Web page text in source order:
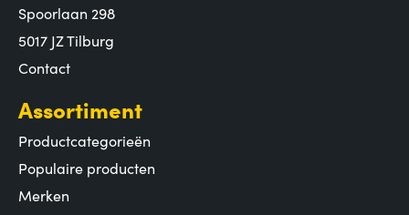
Spoorlaan 298
5017 JZ Tilburg
Contact
Assortiment
Productcategorieën
Populaire producten
Merken